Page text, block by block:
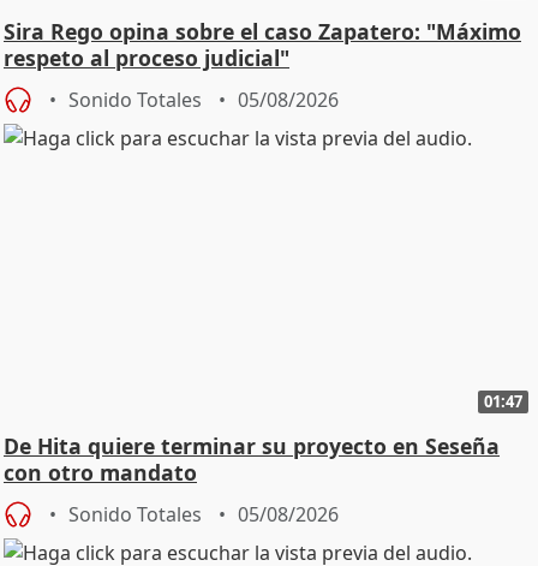
Sira Rego opina sobre el caso Zapatero: "Máximo
respeto al proceso judicial"
Sonido Totales 05/08/2026
01:47
De Hita quiere terminar su proyecto en Seseña
con otro mandato
Sonido Totales 05/08/2026